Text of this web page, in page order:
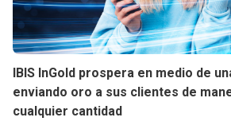
IBIS InGold prospera en medio de
enviando oro a sus clientes de
cualquier cantidad